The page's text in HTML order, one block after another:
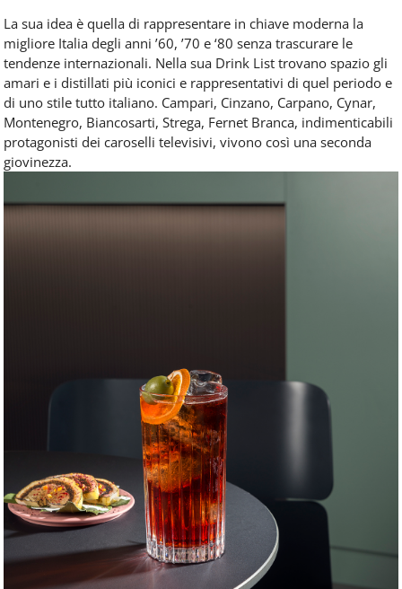
La sua idea è quella di rappresentare in chiave moderna la
migliore Italia degli anni ’60, ’70 e ‘80 senza trascurare le
tendenze internazionali. Nella sua Drink List trovano spazio gli
amari e i distillati più iconici e rappresentativi di quel periodo e
di uno stile tutto italiano. Campari, Cinzano, Carpano, Cynar,
Montenegro, Biancosarti, Strega, Fernet Branca, indimenticabili
protagonisti dei caroselli televisivi, vivono così una seconda
giovinezza.